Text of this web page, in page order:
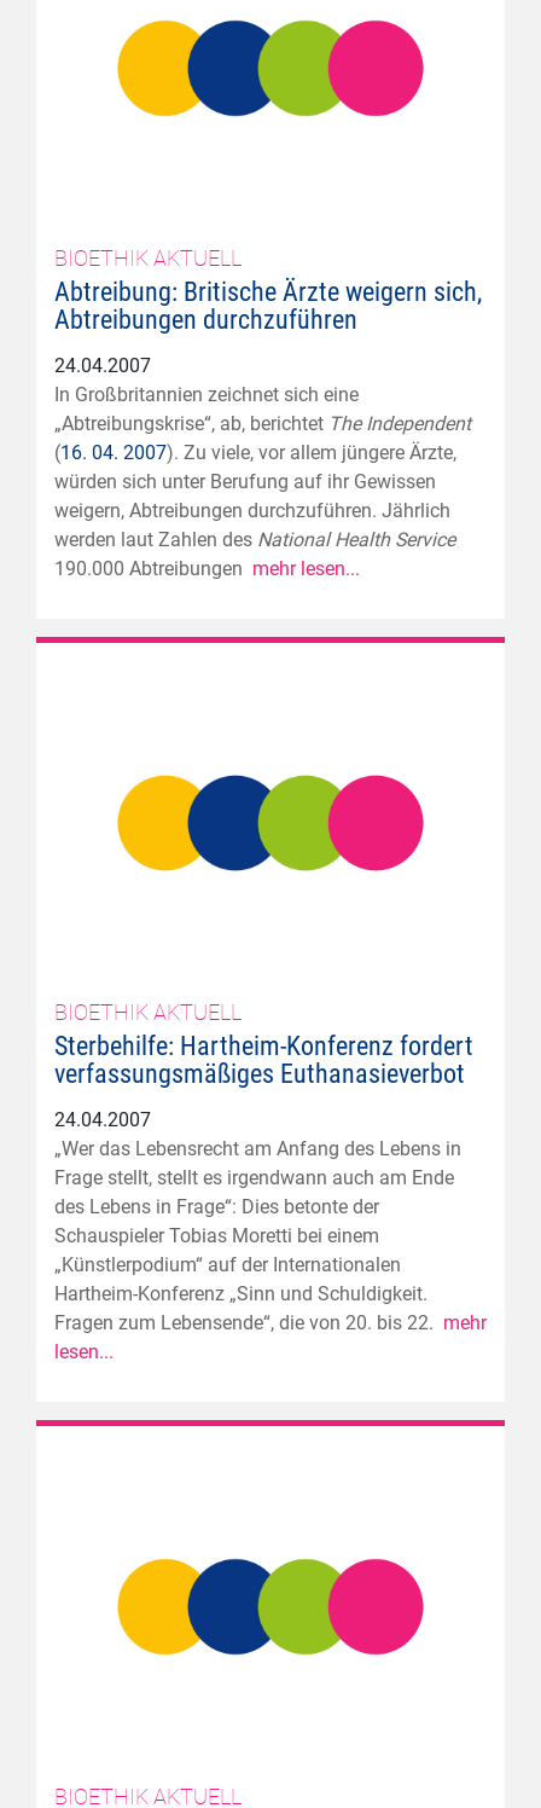
BIOETHIK AKTUELL
Abtreibung: Britische Ärzte weigern sich,
Abtreibungen durchzuführen
24.04.2007
In Großbritannien zeichnet sich eine
„Abtreibungskrise“, ab, berichtet The Independent
(16. 04. 2007). Zu viele, vor allem jüngere Ärzte,
würden sich unter Berufung auf ihr Gewissen
weigern, Abtreibungen durchzuführen. Jährlich
werden laut Zahlen des National Health Service
190.000 Abtreibungen mehr lesen...
BIOETHIK AKTUELL
Sterbehilfe: Hartheim-Konferenz fordert
verfassungsmäßiges Euthanasieverbot
24.04.2007
„Wer das Lebensrecht am Anfang des Lebens in
Frage stellt, stellt es irgendwann auch am Ende
des Lebens in Frage“: Dies betonte der
Schauspieler Tobias Moretti bei einem
„Künstlerpodium“ auf der Internationalen
Hartheim-Konferenz „Sinn und Schuldigkeit.
Fragen zum Lebensende“, die von 20. bis 22. mehr
lesen...
BIOETHIK AKTUELL